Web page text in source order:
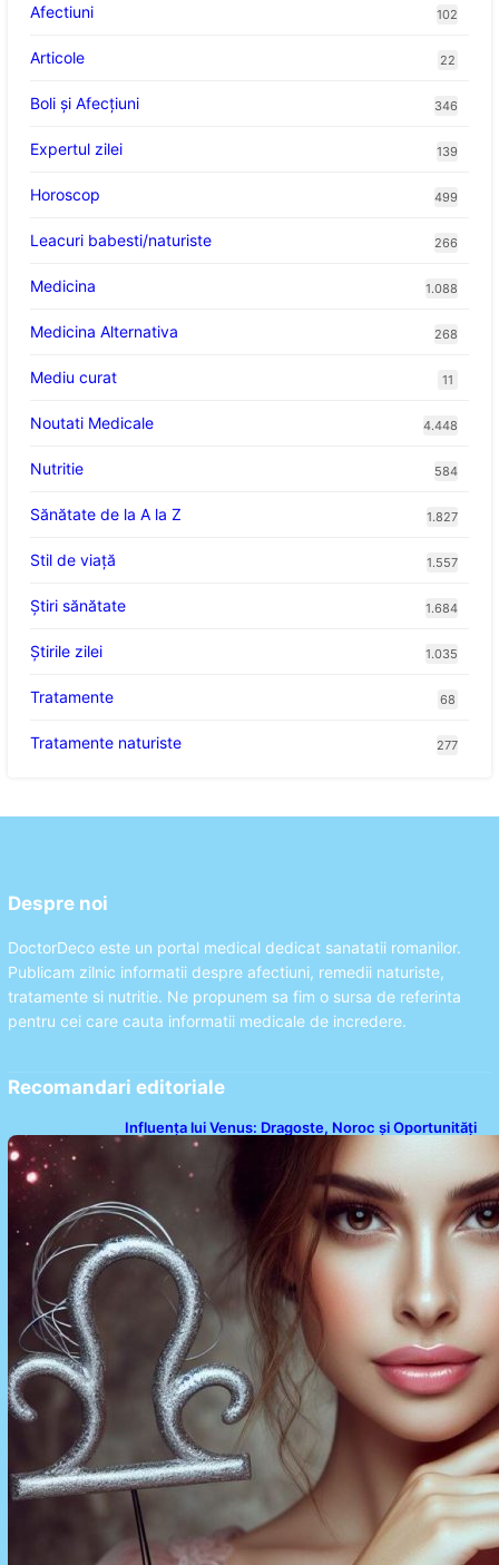
Afectiuni
102
Articole 22
Boli și Afecțiuni 346
Expertul zilei 139
Horoscop 499
Leacuri babesti/naturiste 266
Medicina 1.088
Medicina Alternativa 268
Mediu curat 11
Noutati Medicale 4.448
Nutritie 584
Sănătate de la A la Z 1.827
Stil de viaţă 1.557
Ştiri sănătate 1.684
Știrile zilei 1.035
Tratamente 68
Tratamente naturiste 277
Despre noi
DoctorDeco este un portal medical dedicat sanatatii romanilor.
Publicam zilnic informatii despre afectiuni, remedii naturiste,
tratamente si nutritie. Ne propunem sa fim o sursa de referinta
pentru cei care cauta informatii medicale de incredere.
Recomandari editoriale
Influența lui Venus: Dragoste, Noroc și Oportunități
pentru Tauri și Balanțe în Weekendul 8-9 August